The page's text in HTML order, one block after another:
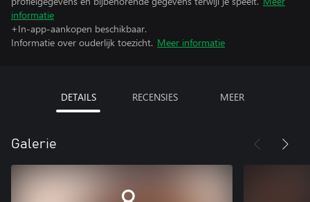
informatie
+In-app-aankopen beschikbaar.
Informatie over ouderlijk toezicht. Meer informatie
DETAILS RECENSIES MEER
Galerie